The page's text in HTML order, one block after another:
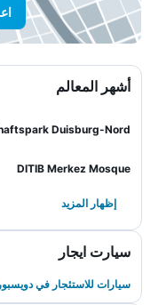
أشهر المعالم
Duisburg-Nord
DITIB Merkez Mosque
إظهار المزيد
سيارت ايجار
سيارات للاستئجار في